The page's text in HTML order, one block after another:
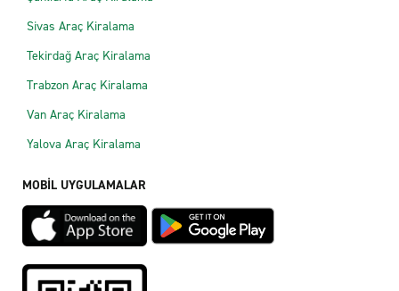
Sivas Araç Kiralama
Tekirdağ Araç Kiralama
Trabzon Araç Kiralama
Van Araç Kiralama
Yalova Araç Kiralama
MOBİL UYGULAMALAR